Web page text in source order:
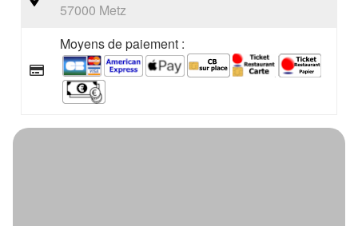
57000 Metz
Moyens de paiement :